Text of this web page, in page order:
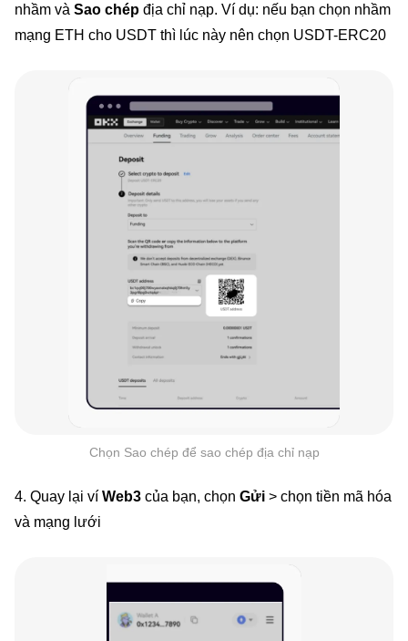
nhầm và Sao chép địa chỉ nạp. Ví dụ: nếu bạn chọn nhầm
mạng ETH cho USDT thì lúc này nên chọn USDT-ERC20
Chọn Sao chép để sao chép địa chỉ nạp
4. Quay lại ví Web3 của bạn, chọn Gửi > chọn tiền mã hóa
và mạng lưới